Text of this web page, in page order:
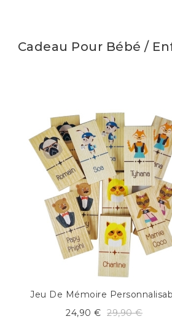
Cadeau Pour Bébé /
Jeu De Mémoire
24,90 € 29,90 €